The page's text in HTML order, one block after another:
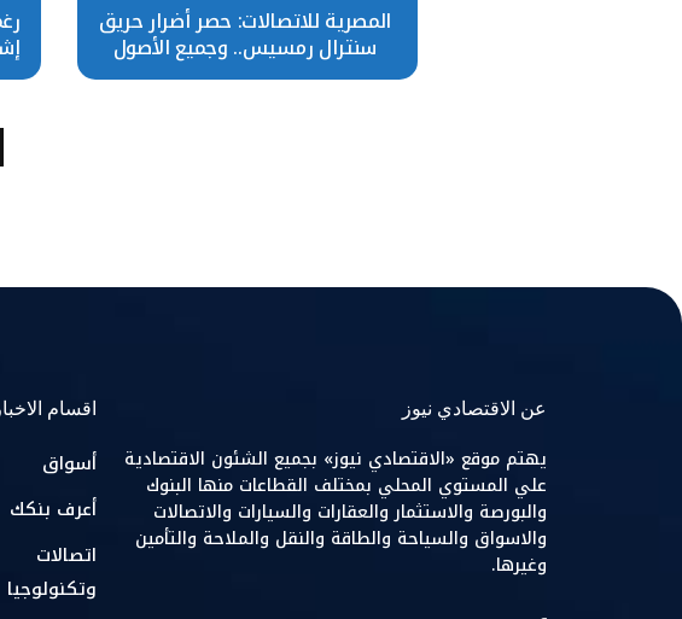
المصرية للاتصالات: حصر أضرار حريق
سنترال رمسيس.. وجميع الأصول
مؤمن عليها
عن الاقتصادي نيوز
يهتم موقع «الاقتصادي نيوز» بجميع الشئون الاقتصادية
علي المستوي المحلي بمختلف القطاعات منها البنوك
والبورصة والاستثمار والعقارات والسيارات والاتصالات
والاسواق والسياحة والطاقة والنقل والملاحة والتأمين
وغيرها.
اقسام الاخبار
أسواق
أعرف بنكك
اتصالات
وتكنولوجيا